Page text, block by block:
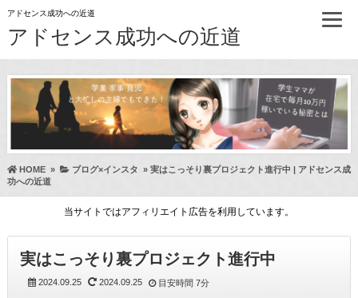
アドセンス成功への近道
アドセンス成功への近道
HOME» ブログ×インスタ » 実はこっそり裏プロジェクト進行中 | アドセンス成
功への近道
当サイトではアフィリエイト広告を利用しています。
実はこっそり裏プロジェクト進行中
2024.09.25 2024.09.25 目安時間 7分